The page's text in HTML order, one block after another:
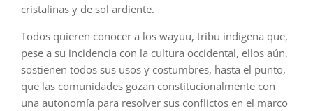
cristalinas y de sol ardiente.
Todos quieren conocer a los wayuu, tribu indígena que,
pese a su incidencia con la cultura occidental, ellos aún,
sostienen todos sus usos y costumbres, hasta el punto,
que las comunidades gozan constitucionalmente con
una autonomía para resolver sus conflictos en el marco